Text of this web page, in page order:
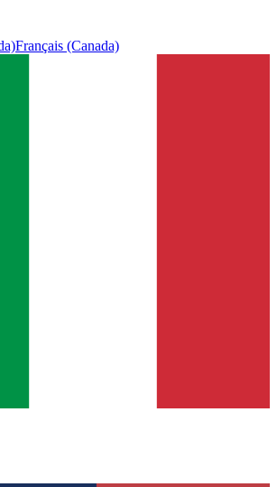
Français (Canada)